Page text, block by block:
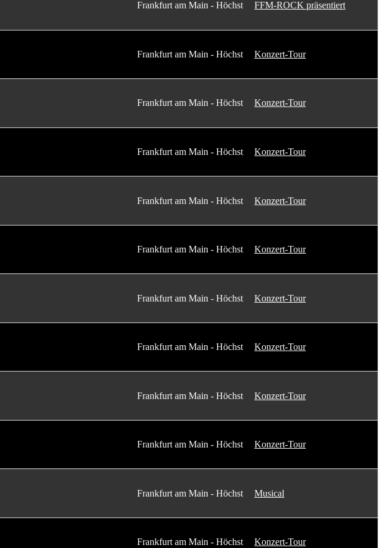
Frankfurt am Main - Höchst FFM-ROCK präsentiert
Frankfurt am Main - Höchst Konzert-Tour
Frankfurt am Main - Höchst Konzert-Tour
Frankfurt am Main - Höchst Konzert-Tour
Frankfurt am Main - Höchst Konzert-Tour
Frankfurt am Main - Höchst Konzert-Tour
Frankfurt am Main - Höchst Konzert-Tour
Frankfurt am Main - Höchst Konzert-Tour
Frankfurt am Main - Höchst Konzert-Tour
Frankfurt am Main - Höchst Konzert-Tour
Frankfurt am Main - Höchst Musical
Frankfurt am Main - Höchst Konzert-Tour